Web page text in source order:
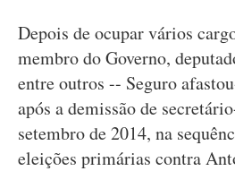
Depois de ocupar vários
membro do Governo,
entre outros -- Seguro
após a demissão de
setembro de 2014, na
eleições primárias contra